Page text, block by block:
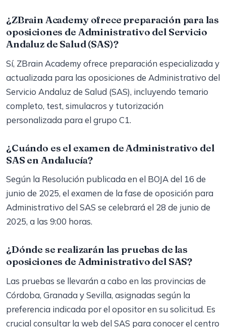
¿ZBrain Academy ofrece preparación para las
oposiciones de Administrativo del Servicio
Andaluz de Salud (SAS)?
Sí, ZBrain Academy ofrece preparación especializada y
actualizada para las oposiciones de Administrativo del
Servicio Andaluz de Salud (SAS), incluyendo temario
completo, test, simulacros y tutorización
personalizada para el grupo C1.
¿Cuándo es el examen de Administrativo del
SAS en Andalucía?
Según la Resolución publicada en el BOJA del 16 de
junio de 2025, el examen de la fase de oposición para
Administrativo del SAS se celebrará el 28 de junio de
2025, a las 9:00 horas.
¿Dónde se realizarán las pruebas de las
oposiciones de Administrativo del SAS?
Las pruebas se llevarán a cabo en las provincias de
Córdoba, Granada y Sevilla, asignadas según la
preferencia indicada por el opositor en su solicitud. Es
crucial consultar la web del SAS para conocer el centro